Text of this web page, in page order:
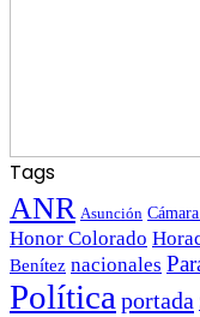
Tags
ANR Asunción
Honor Colorado
Benítez nacionales
Política portada